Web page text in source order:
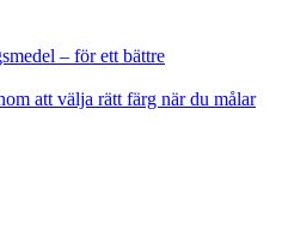
– för ett bättre
att välja rätt färg när du målar